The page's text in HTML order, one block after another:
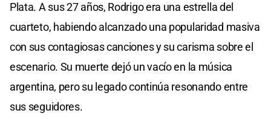
Plata. A sus 27 años, Rodrigo era una estrella del
cuarteto, habiendo alcanzado una popularidad masiva
con sus contagiosas canciones y su carisma sobre el
escenario. Su muerte dejó un vacío en la música
argentina, pero su legado continúa resonando entre
sus seguidores.